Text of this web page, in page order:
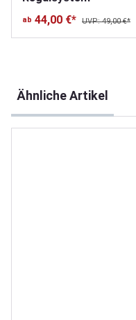
ab 44,00 €* UVP: 49,00 €*
Ähnliche Artikel